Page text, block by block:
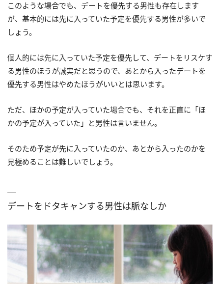
このような場合でも、デートを優先する男性も存在します
が、基本的には先に入っていた予定を優先する男性が多いで
しょう。
個人的には先に入っていた予定を優先して、デートをリスケす
る男性のほうが誠実だと思うので、あとから入ったデートを
優先する男性はやめたほうがいいとは思います。
ただ、ほかの予定が入っていた場合でも、それを正直に「ほ
かの予定が入っていた」と男性は言いません。
そのため予定が先に入っていたのか、あとから入ったのかを
見極めることは難しいでしょう。
デートをドタキャンする男性は脈なしか